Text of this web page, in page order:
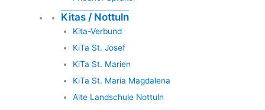
Kitas / Nottuln
Kita-Verbund
KiTa St. Josef
KiTa St. Marien
KiTa St. Maria Magdalena
Alte Landschule Nottuln